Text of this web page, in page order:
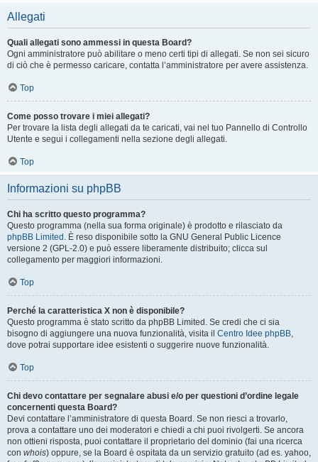
Allegati
Quali allegati sono ammessi in questa Board?
Ogni amministratore può abilitare o meno certi tipi di allegati. Se non sei sicuro
di ciò che è permesso caricare, contatta l’amministratore per avere assistenza.
Top
Come posso trovare i miei allegati?
Per trovare la lista degli allegati da te caricati, vai nel tuo Pannello di Controllo
Utente e segui i collegamenti nella sezione degli allegati.
Top
Informazioni su phpBB
Chi ha scritto questo programma?
Questo programma (nella sua forma originale) è prodotto e rilasciato da
phpBB Limited . È reso disponibile sotto la GNU General Public Licence
versione 2 (GPL-2.0) e può essere liberamente distribuito; clicca sul
collegamento per maggiori informazioni.
Top
Perché la caratteristica X non è disponibile?
Questo programma è stato scritto da phpBB Limited. Se credi che ci sia
bisogno di aggiungere una nuova funzionalità, visita il Centro Idee phpBB,
dove potrai supportare idee esistenti o suggerire nuove funzionalità.
Top
Chi devo contattare per segnalare abusi e/o per questioni d’ordine legale
concernenti questa Board?
Devi contattare l’amministratore di questa Board. Se non riesci a trovarlo,
prova a contattare uno dei moderatori e chiedi a chi puoi rivolgerti. Se ancora
non ottieni risposta, puoi contattare il proprietario del dominio (fai una ricerca
con whois) oppure, se la Board è ospitata da un servizio gratuito (ad es. yahoo,